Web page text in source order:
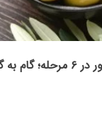
به گام